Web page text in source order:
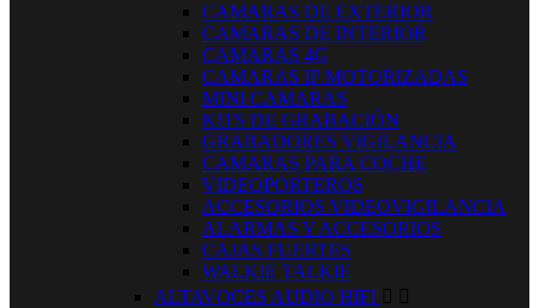
CAMARAS DE EXTERIOR
CAMARAS DE INTERIOR
CAMARAS 4G
CAMARAS IP MOTORIZADAS
MINI CAMARAS
KITS DE GRABACIÓN
GRABADORES VIGILANCIA
CAMARAS PARA COCHE
VIDEOPORTEROS
ACCESORIOS VIDEOVIGILANCIA
ALARMAS Y ACCESORIOS
CAJAS FUERTES
WALKIE TALKIE
ALTAVOCES AUDIO HIFI  